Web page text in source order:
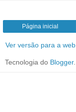
Página inicial
Ver versão para a web
Tecnologia do Blogger.